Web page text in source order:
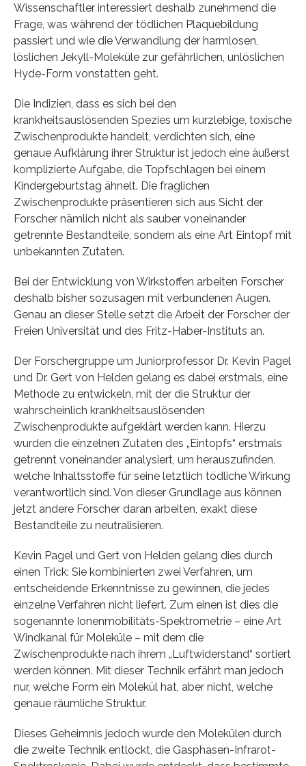
Wissenschaftler interessiert deshalb zunehmend die
Frage, was während der tödlichen Plaquebildung
passiert und wie die Verwandlung der harmlosen,
löslichen Jekyll-Moleküle zur gefährlichen, unlöslichen
Hyde-Form vonstatten geht.
Die Indizien, dass es sich bei den
krankheitsauslösenden Spezies um kurzlebige, toxische
Zwischenprodukte handelt, verdichten sich, eine
genaue Aufklärung ihrer Struktur ist jedoch eine äußerst
komplizierte Aufgabe, die Topfschlagen bei einem
Kindergeburtstag ähnelt. Die fraglichen
Zwischenprodukte präsentieren sich aus Sicht der
Forscher nämlich nicht als sauber voneinander
getrennte Bestandteile, sondern als eine Art Eintopf mit
unbekannten Zutaten.
Bei der Entwicklung von Wirkstoffen arbeiten Forscher
deshalb bisher sozusagen mit verbundenen Augen.
Genau an dieser Stelle setzt die Arbeit der Forscher der
Freien Universität und des Fritz-Haber-Instituts an.
Der Forschergruppe um Juniorprofessor Dr. Kevin Pagel
und Dr. Gert von Helden gelang es dabei erstmals, eine
Methode zu entwickeln, mit der die Struktur der
wahrscheinlich krankheitsauslösenden
Zwischenprodukte aufgeklärt werden kann. Hierzu
wurden die einzelnen Zutaten des „Eintopfs“ erstmals
getrennt voneinander analysiert, um herauszufinden,
welche Inhaltsstoffe für seine letztlich tödliche Wirkung
verantwortlich sind. Von dieser Grundlage aus können
jetzt andere Forscher daran arbeiten, exakt diese
Bestandteile zu neutralisieren.
Kevin Pagel und Gert von Helden gelang dies durch
einen Trick: Sie kombinierten zwei Verfahren, um
entscheidende Erkenntnisse zu gewinnen, die jedes
einzelne Verfahren nicht liefert. Zum einen ist dies die
sogenannte Ionenmobilitäts-Spektrometrie – eine Art
Windkanal für Moleküle – mit dem die
Zwischenprodukte nach ihrem „Luftwiderstand“ sortiert
werden können. Mit dieser Technik erfährt man jedoch
nur, welche Form ein Molekül hat, aber nicht, welche
genaue räumliche Struktur.
Dieses Geheimnis jedoch wurde den Molekülen durch
die zweite Technik entlockt, die Gasphasen-Infrarot-